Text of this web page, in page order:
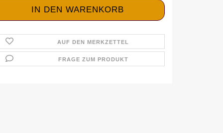
AUF DEN MERKZETTEL
FRAGE ZUM PRODUKT